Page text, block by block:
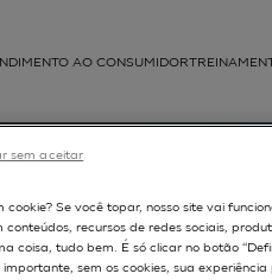
AO CONSUMIDOR
cookie? Se você topar, nosso site vai
conteúdos, recursos de redes sociais,
coisa, tudo bem. É só clicar no botão
sem os cookies, sua
sem aceitar